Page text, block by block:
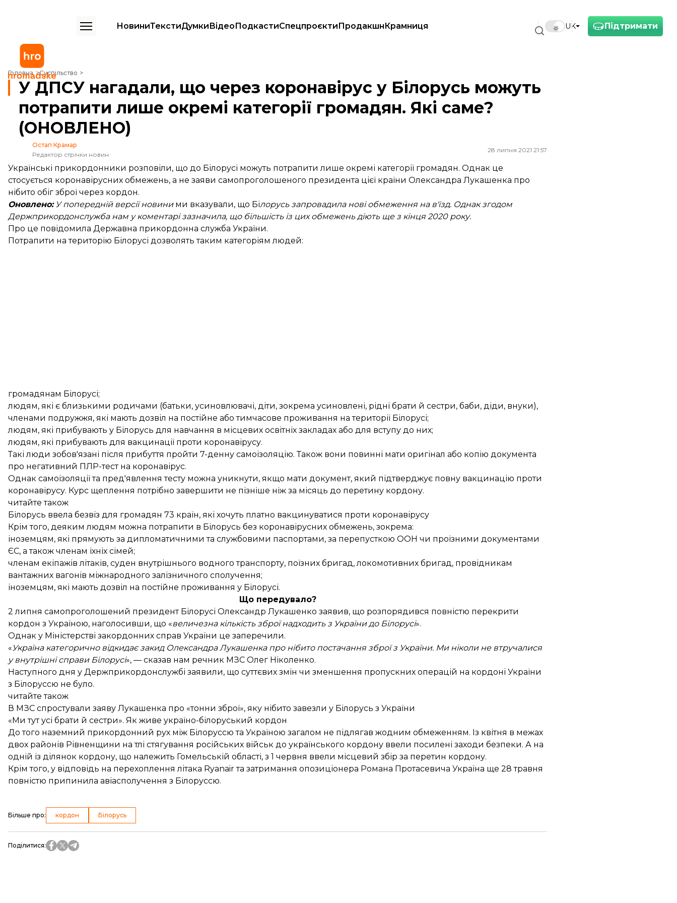
Підтримати
UK
НовиниТекстиДумкиВідеоПодкастиСпецпроєктиПродакшнКрамниця
Головна Суспільство
У ДПСУ нагадали, що через коронавірус у Білорусь можуть потрапити лише окремі категорії громадян. Які саме? (ОНОВЛЕНО)
У ДПСУ нагадали, що через коронавірус у Білорусь можуть
потрапити лише окремі категорії громадян. Які саме?
(ОНОВЛЕНО)
Остап Крамар
Редактор стрічки новин
28 липня 2021 21:57
Українські прикордонники розповіли, що до Білорусі можуть потрапити лише окремі категорії громадян. Однак це
стосується коронавірусних обмежень, а не заяви самопроголошеного президента цієї країни Олександра Лукашенка про
нібито обіг зброї через кордон.
Оновлено:У попередній версії новиними вказували, що Білорусь запровадила нові обмеження на в'їзд. Однак згодом
Держприкордонслужба нам у коментарізазначила, що більшість із цих обмежень діють ще з кінця 2020 року.
Про це повідомила Державна прикордонна служба України.
Потрапити на територію Білорусі дозволять таким категоріям людей:
громадянам Білорусі;
людям, які є близькими родичами (батьки, усиновлювачі, діти, зокрема усиновлені, рідні брати й сестри, баби, діди, внуки),
членами подружжя, які мають дозвіл на постійне або тимчасове проживання на території Білорусі;
людям, які прибувають у Білорусь для навчання в місцевих освітніх закладах або для вступу до них;
людям, які прибувають для вакцинації проти коронавірусу.
Такі люди зобов'язані після прибуття пройти 7-денну самоізоляцію. Також вони повинні мати оригінал або копію документа
про негативний ПЛР-тест на коронавірус.
Однак самоізоляції та пред'явлення тесту можна уникнути, якщо мати документ, який підтверджує повну вакцинацію проти
коронавірусу. Курс щеплення потрібно завершити не пізніше ніж за місяць до перетину кордону.
читайте також
Білорусь ввела безвіз для громадян 73 країн, які хочуть платно вакцинуватися проти коронавірусу
Крім того, деяким людям можна потрапити в Білорусь без коронавірусних обмежень, зокрема:
іноземцям, які прямують за дипломатичними та службовими паспортами, за перепусткою ООН чи проїзними документами
ЄС, а також членам їхніх сімей;
членам екіпажів літаків, суден внутрішнього водного транспорту, поїзних бригад, локомотивних бригад, провідникам
вантажних вагонів міжнародного залізничного сполучення;
іноземцям, які мають дозвіл на постійне проживання у Білорусі.
Що передувало?
2 липня самопроголошений президент Білорусі Олександр Лукашенко заявив, що розпорядився повністю перекрити
кордон з Україною, наголосивши, що «величезна кількість зброї надходить з України до Білорусі».
Однак у Міністерстві закордонних справ України це заперечили.
«Україна категорично відкидає закид Олександра Лукашенка про нібито постачання зброї з України. Ми ніколи не втручалися
у внутрішні справи Білорусі», — сказав нам речник МЗС Олег Ніколенко.
Наступного дня у Держприкордонслужбі заявили, що суттєвих змін чи зменшення пропускних операцій на кордоні України
з Білоруссю не було.
читайте також
В МЗС спростували заяву Лукашенка про «тонни зброї», яку нібито завезли у Білорусь з України
«Ми тут усі брати й сестри». Як живе україно-білоруський кордон
До того наземний прикордонний рух між Білоруссю та Україною загалом не підлягав жодним обмеженням. Із квітня в межах
двох районів Рівненщини на тлі стягування російських військ до українського кордону ввели посилені заходи безпеки. А на
одній із ділянок кордону, що належить Гомельській області, з 1 червня ввели місцевий збір за перетин кордону.
Крім того, у відповідь на перехоплення літака Ryanair та затримання опозиціонера Романа Протасевича Україна ще 28 травня
повністю припинила авіасполучення з Білоруссю.
Більше про: кордон Білорусь
Поділитися: